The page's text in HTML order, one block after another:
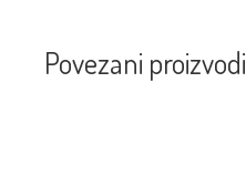
Povezani proizvodi